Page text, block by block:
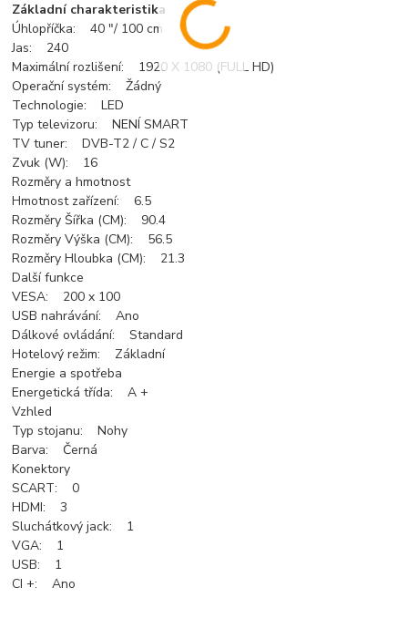
Základní charakteristika
Úhlopříčka: 40 "/ 100 cm
Jas: 240
Maximální rozlišení: 1920 X 1080 (FULL HD)
Operační systém: Žádný
Technologie: LED
Typ televizoru: NENÍ SMART
TV tuner: DVB-T2 / C / S2
Zvuk (W): 16
Rozměry a hmotnost
Hmotnost zařízení: 6.5
Rozměry Šířka (CM): 90.4
Rozměry Výška (CM): 56.5
Rozměry Hloubka (CM): 21.3
Další funkce
VESA: 200 x 100
USB nahrávání: Ano
Dálkové ovládání: Standard
Hotelový režim: Základní
Energie a spotřeba
Energetická třída: A +
Vzhled
Typ stojanu: Nohy
Barva: Černá
Konektory
SCART: 0
HDMI: 3
Sluchátkový jack: 1
VGA: 1
USB: 1
CI +: Ano